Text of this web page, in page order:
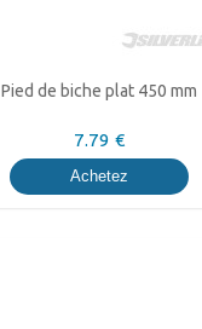
Pied de biche plat 450 mm
7.79 €
Achetez